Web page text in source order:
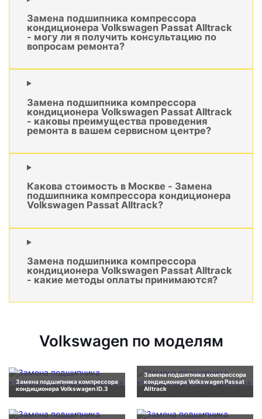
Замена подшипника компрессора
кондиционера Volkswagen Passat Alltrack
- могу ли я получить консультацию по
вопросам ремонта?
Замена подшипника компрессора
кондиционера Volkswagen Passat Alltrack
- каковы преимущества проведения
ремонта в вашем сервисном центре?
Какова стоимость в Москве - Замена
подшипника компрессора кондиционера
Volkswagen Passat Alltrack?
Замена подшипника компрессора
кондиционера Volkswagen Passat Alltrack
- какие методы оплаты принимаются?
Volkswagen по моделям
Замена подшипника компрессора
кондиционера Volkswagen ID.3
Замена подшипника компрессора
кондиционера Volkswagen Passat
Alltrack